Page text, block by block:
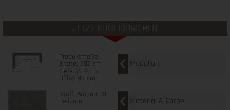
JETZT KONFIGURIEREN
Produktmaße
Breite: 392 cm
Tiefe: 222 cm
Höhe: 95 cm
Modellart
Stoff: Aragon 83
hellgrau Material & Farbe